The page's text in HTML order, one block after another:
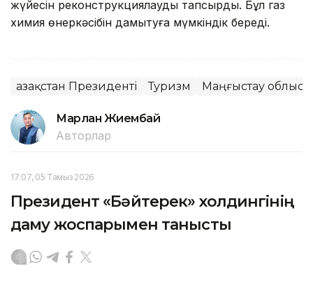
жүйесін реконструкциялауды тапсырды. Бұл газ
химия өнеркәсібін дамытуға мүмкіндік береді.
Қазақстан Президенті Туризм Маңғыстау облысы
Марлан Жиембай
Авторлар
17:07, 05 Тамыз 2026
Президент «Бәйтерек» холдингінің
даму жоспарымен танысты